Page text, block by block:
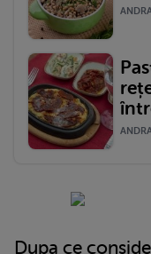
Dupa ce